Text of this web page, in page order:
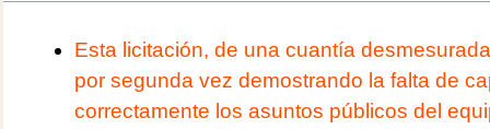
Esta licitación, de una cuantía
por segunda vez demostrando la falta de
correctamente los asuntos públicos del